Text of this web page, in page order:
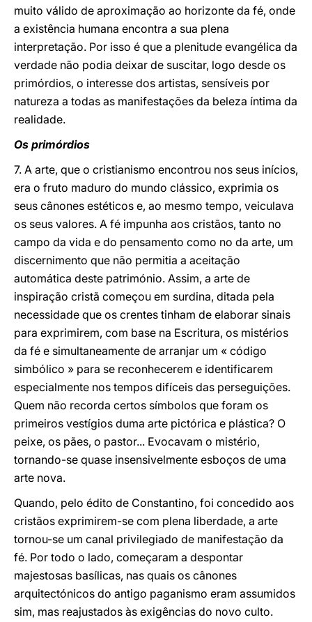
muito válido de aproximação ao horizonte da fé, onde
a existência humana encontra a sua plena
interpretação. Por isso é que a plenitude evangélica da
verdade não podia deixar de suscitar, logo desde os
primórdios, o interesse dos artistas, sensíveis por
natureza a todas as manifestações da beleza íntima da
realidade.
Os primórdios
7. A arte, que o cristianismo encontrou nos seus inícios,
era o fruto maduro do mundo clássico, exprimia os
seus cânones estéticos e, ao mesmo tempo, veiculava
os seus valores. A fé impunha aos cristãos, tanto no
campo da vida e do pensamento como no da arte, um
discernimento que não permitia a aceitação
automática deste património. Assim, a arte de
inspiração cristã começou em surdina, ditada pela
necessidade que os crentes tinham de elaborar sinais
para exprimirem, com base na Escritura, os mistérios
da fé e simultaneamente de arranjar um « código
simbólico » para se reconhecerem e identificarem
especialmente nos tempos difíceis das perseguições.
Quem não recorda certos símbolos que foram os
primeiros vestígios duma arte pictórica e plástica? O
peixe, os pães, o pastor... Evocavam o mistério,
tornando-se quase insensivelmente esboços de uma
arte nova.
Quando, pelo édito de Constantino, foi concedido aos
cristãos exprimirem-se com plena liberdade, a arte
tornou-se um canal privilegiado de manifestação da
fé. Por todo o lado, começaram a despontar
majestosas basílicas, nas quais os cânones
arquitectónicos do antigo paganismo eram assumidos
sim, mas reajustados às exigências do novo culto.